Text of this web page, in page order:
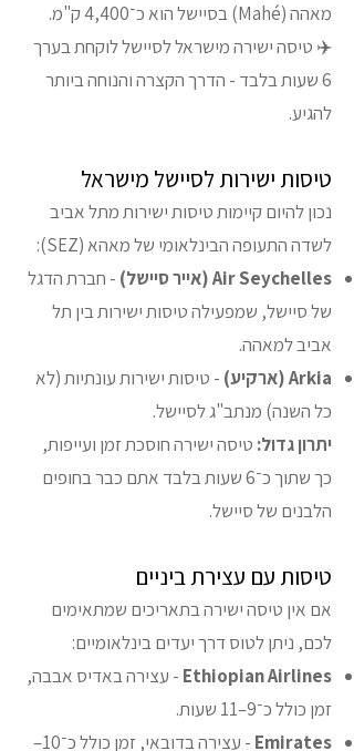
מאהה (Mahé) בסיישל הוא כ־4,400 ק"מ.
✈️ טיסה ישירה מישראל לסיישל לוקחת בערך
6 שעות בלבד - הדרך הקצרה והנוחה ביותר
להגיע.
טיסות ישירות לסיישל מישראל
נכון להיום קיימות טיסות ישירות מתל אביב
לשדה התעופה הבינלאומי של מאהא (SEZ):
Air Seychelles (אייר סיישל)
- חברת הדגל
של סיישל, שמפעילה טיסות ישירות בין תל
אביב למאהה.
Arkia (ארקיע)
- טיסות ישירות עונתיות (לא
כל השנה) מנתב"ג לסיישל.
יתרון גדול: טיסה ישירה חוסכת זמן ועייפות,
כך שתוך כ־6 שעות בלבד אתם כבר בחופים
הלבנים של סיישל.
טיסות עם עצירת ביניים
אם אין טיסה ישירה בתאריכים שמתאימים
לכם, ניתן לטוס דרך יעדים בינלאומיים:
Ethiopian Airlines - עצירה באדיס אבבה,
זמן כולל כ־9–11 שעות.
Emirates
- עצירה בדובאי, זמן כולל כ־10–